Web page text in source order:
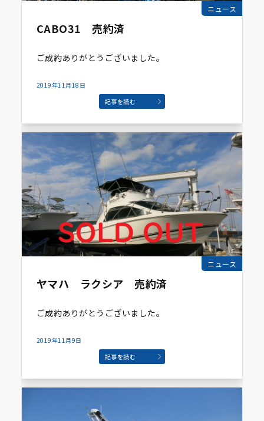
ニュース
CABO31 売約済
ご成約ありがとうございました。
2019年11月18日
記事を読む
ニュース
ヤマハ ラクシア 売約済
ご成約ありがとうございました。
2019年11月9日
記事を読む